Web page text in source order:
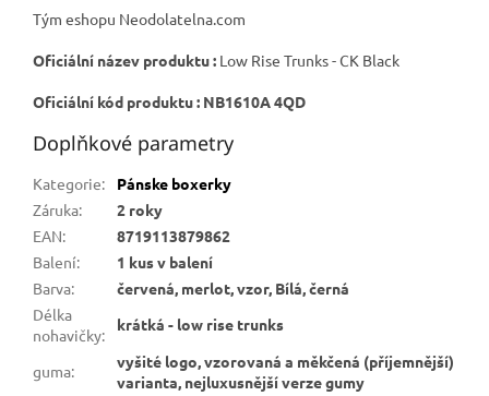
Tým eshopu Neodolatelna.com
Oficiální název produktu : Low Rise Trunks - CK Black
Oficiální kód produktu : NB1610A 4QD
Doplňkové parametry
Kategorie:
Pánske boxerky
Záruka:
2 roky
EAN:
8719113879862
Balení:
1 kus v balení
Barva:
červená, merlot, vzor, Bílá, černá
Délka
nohavičky:
krátká - low rise trunks
guma:
vyšité logo, vzorovaná a měkčená (příjemnější)
varianta, nejluxusnější verze gumy